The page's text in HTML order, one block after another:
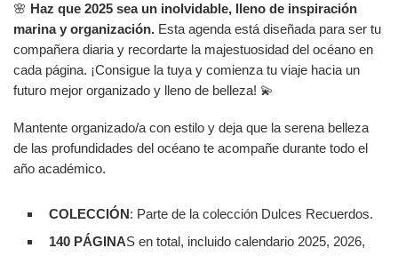
🌸 Haz que 2025 sea un inolvidable, lleno de inspiración
marina y organización. Esta agenda está diseñada para ser tu
compañera diaria y recordarte la majestuosidad del océano en
cada página. ¡Consigue la tuya y comienza tu viaje hacia un
futuro mejor organizado y lleno de belleza! 💫
Mantente organizado/a con estilo y deja que la serena belleza
de las profundidades del océano te acompañe durante todo el
año académico.
COLECCIÓN: Parte de la colección Dulces Recuerdos.
140 PÁGINAS en total, incluido calendario 2025, 2026,